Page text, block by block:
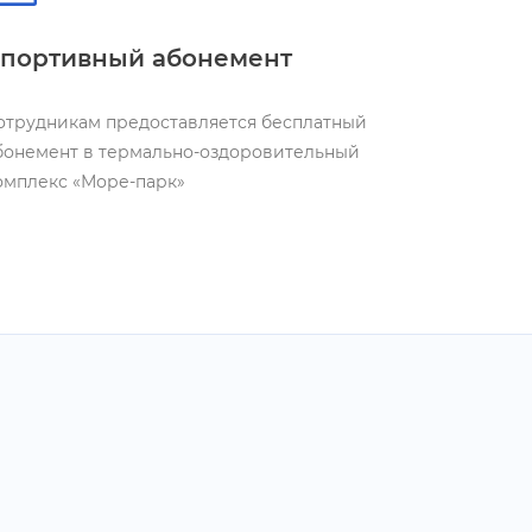
абонемент
предоставляется бесплатный
в термально-оздоровительный
«Море-парк»